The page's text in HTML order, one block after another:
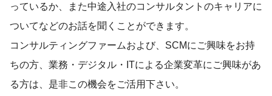
っているか、また中途入社のコンサルタントのキャリアに
ついてなどのお話を聞くことができます。
コンサルティングファームおよび、SCMにご興味をお持
ちの方、業務・デジタル・ITによる企業変革にご興味があ
る方は、是非この機会をご活用下さい。